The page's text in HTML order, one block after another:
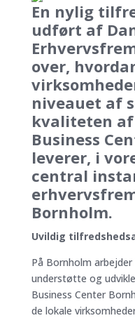
En nylig
udført af
over,
niveauet af
kvaliteten af
Business
leverer, i
central
Bornholm.
Uvildig
På Bornholm
understøtte og
Business Center
de lokale